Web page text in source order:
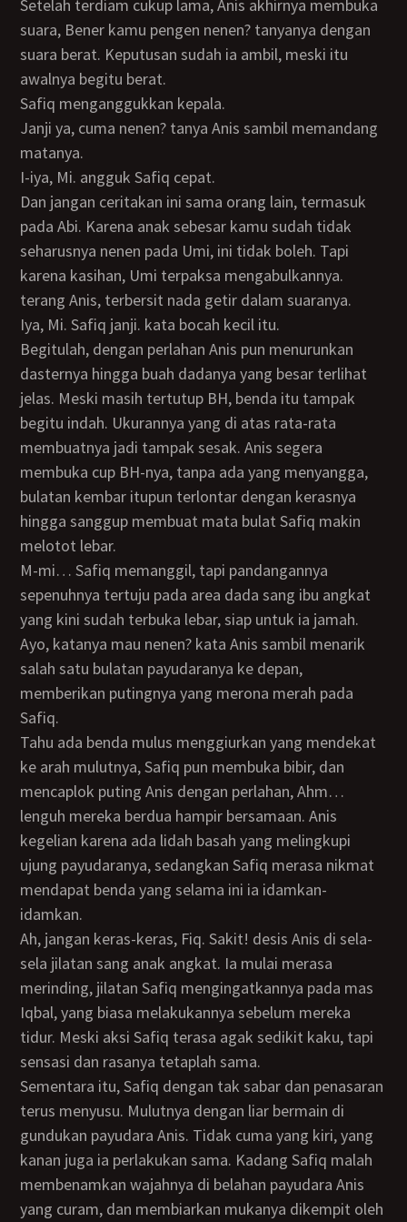
Setelah terdiam cukup lama, Anis akhirnya membuka
suara, Bener kamu pengen nenen? tanyanya dengan
suara berat. Keputusan sudah ia ambil, meski itu
awalnya begitu berat.
Safiq menganggukkan kepala.
Janji ya, cuma nenen? tanya Anis sambil memandang
matanya.
I-iya, Mi. angguk Safiq cepat.
Dan jangan ceritakan ini sama orang lain, termasuk
pada Abi. Karena anak sebesar kamu sudah tidak
seharusnya nenen pada Umi, ini tidak boleh. Tapi
karena kasihan, Umi terpaksa mengabulkannya.
terang Anis, terbersit nada getir dalam suaranya.
Iya, Mi. Safiq janji. kata bocah kecil itu.
Begitulah, dengan perlahan Anis pun menurunkan
dasternya hingga buah dadanya yang besar terlihat
jelas. Meski masih tertutup BH, benda itu tampak
begitu indah. Ukurannya yang di atas rata-rata
membuatnya jadi tampak sesak. Anis segera
membuka cup BH-nya, tanpa ada yang menyangga,
bulatan kembar itupun terlontar dengan kerasnya
hingga sanggup membuat mata bulat Safiq makin
melotot lebar.
M-mi… Safiq memanggil, tapi pandangannya
sepenuhnya tertuju pada area dada sang ibu angkat
yang kini sudah terbuka lebar, siap untuk ia jamah.
Ayo, katanya mau nenen? kata Anis sambil menarik
salah satu bulatan payudaranya ke depan,
memberikan putingnya yang merona merah pada
Safiq.
Tahu ada benda mulus menggiurkan yang mendekat
ke arah mulutnya, Safiq pun membuka bibir, dan
mencaplok puting Anis dengan perlahan, Ahm…
lenguh mereka berdua hampir bersamaan. Anis
kegelian karena ada lidah basah yang melingkupi
ujung payudaranya, sedangkan Safiq merasa nikmat
mendapat benda yang selama ini ia idamkan-
idamkan.
Ah, jangan keras-keras, Fiq. Sakit! desis Anis di sela-
sela jilatan sang anak angkat. Ia mulai merasa
merinding, jilatan Safiq mengingatkannya pada mas
Iqbal, yang biasa melakukannya sebelum mereka
tidur. Meski aksi Safiq terasa agak sedikit kaku, tapi
sensasi dan rasanya tetaplah sama.
Sementara itu, Safiq dengan tak sabar dan penasaran
terus menyusu. Mulutnya dengan liar bermain di
gundukan payudara Anis. Tidak cuma yang kiri, yang
kanan juga ia perlakukan sama. Kadang Safiq malah
membenamkan wajahnya di belahan payudara Anis
yang curam, dan membiarkan mukanya dikempit oleh